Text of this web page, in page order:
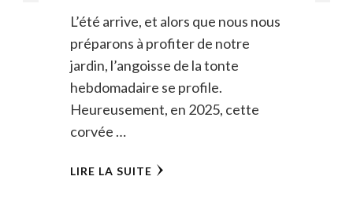
L’été arrive, et alors que nous nous
préparons à profiter de notre
jardin, l’angoisse de la tonte
hebdomadaire se profile.
Heureusement, en 2025, cette
corvée …
LIRE LA SUITE